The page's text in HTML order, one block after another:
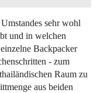
sehr wohl
und in welchen
Backpacker
- zum
Raum zu
aus beiden